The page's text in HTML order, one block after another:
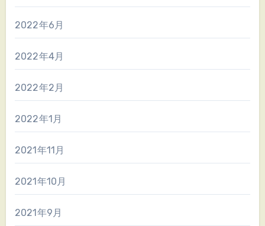
2022年6月
2022年4月
2022年2月
2022年1月
2021年11月
2021年10月
2021年9月